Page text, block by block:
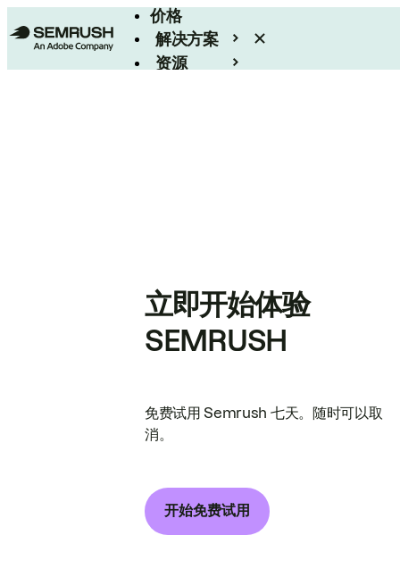
价格
解决方案
资源
立即开始体验
SEMRUSH
免费试用 Semrush 七天。随时可以取
消。
开始免费试用